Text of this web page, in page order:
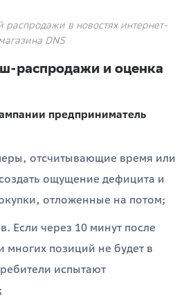
в новостях интернет-
DNS
распродажи и оценка
предприниматель
отсчитывающие время или
ощущение дефицита и
отложенные на потом;
Если через 10 минут после
многих позиций не будет в
испытают